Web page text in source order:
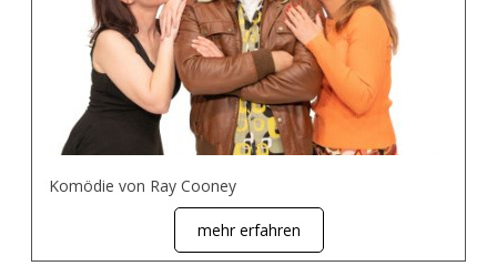
Komödie von Ray Cooney
mehr erfahren